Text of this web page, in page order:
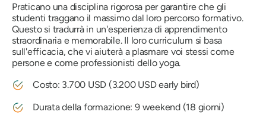
Praticano una disciplina rigorosa per garantire che gli
studenti traggano il massimo dal loro percorso formativo.
Questo si tradurrà in un'esperienza di apprendimento
straordinaria e memorabile. Il loro curriculum si basa
sull'efficacia, che vi aiuterà a plasmare voi stessi come
persone e come professionisti dello yoga.
Costo: 3.700 USD (3.200 USD early bird)
Durata della formazione: 9 weekend (18 giorni)